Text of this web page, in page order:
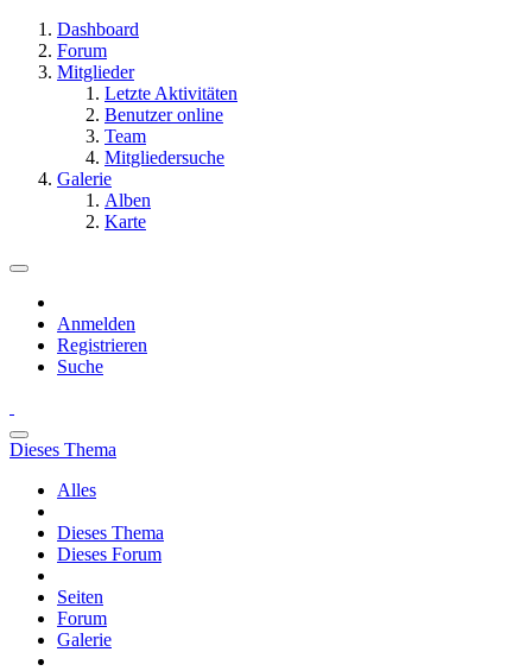
Dashboard
Forum
Mitglieder
Letzte Aktivitäten
Benutzer online
Team
Mitgliedersuche
Galerie
Alben
Karte
Anmelden
Registrieren
Suche
Dieses Thema
Alles
Dieses Thema
Dieses Forum
Seiten
Forum
Galerie